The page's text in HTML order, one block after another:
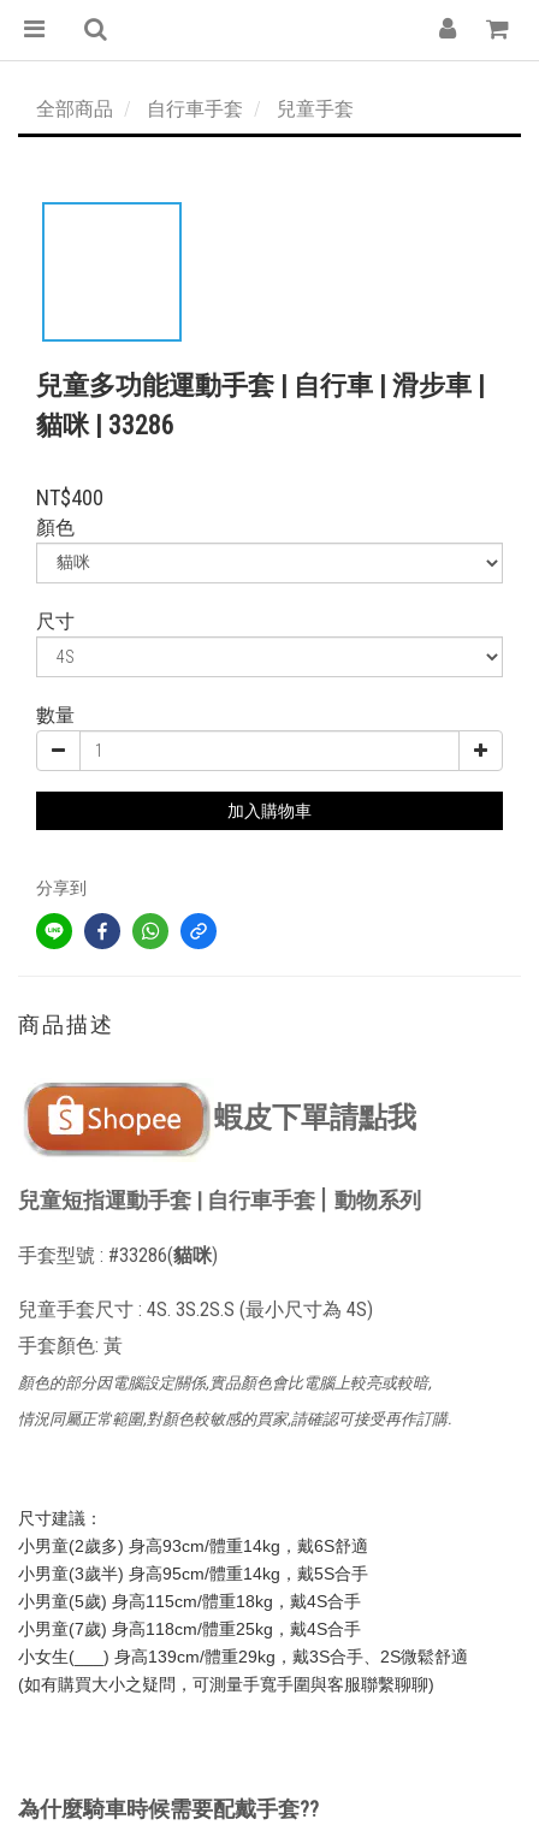
全部商品 自行車手套 兒童手套
兒童多功能運動手套 | 自行車 | 滑步車 |
貓咪 | 33286
NT$400
顏色
尺寸
數量
加入購物車
分享到
商品描述
蝦皮下單請點我
兒童短指運動手套 | 自行車手套 | 動物系列
手套型號 : #33286(貓咪)
兒童手套尺寸 : 4S. 3S.2S.S (最小尺寸為 4S)
手套顏色: 黃
顏色的部分因電腦設定關係,實品顏色會比電腦上較亮或較暗,
情況同屬正常範圍,對顏色較敏感的買家,請確認可接受再作訂購.
尺寸建議：
小男童(2歲多) 身高93cm/體重14kg，戴6S舒適
小男童(3歲半) 身高95cm/體重14kg，戴5S合手
小男童(5歲) 身高115cm/體重18kg，戴4S合手
小男童(7歲) 身高118cm/體重25kg，戴4S合手
小女生(___) 身高139cm/體重29kg，戴3S合手、2S微鬆舒適
(如有購買大小之疑問，可測量手寬手圍與客服聯繫聊聊)
為什麼騎車時候需要配戴手套??